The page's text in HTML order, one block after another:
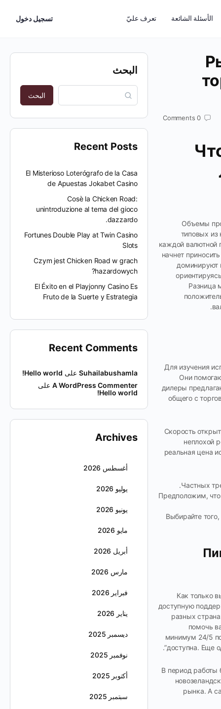
الأسئلة الشائعة تعرف عليّ تسجيل دخول
0
Comments
Объемы
типовых из
каждой валютной
начнет
доминируют
Разница
Для изучения
Они
дилеры
общего с
Скорость
неплохой
реальная цена
Частных
Предположим, что
Выбирайте
Как только
доступную
разных
помочь
минимум 24/5
доступна. Еще
В период работы
рынка. А
البحث
البحث
Recent Posts
El Misterioso Loterógrafo de la Casa
de Apuestas Jokabet Casino
Cosè la Chicken Road:
unintroduzione al tema del gioco
dazzardo.
Fortunes Double Play at Twin Casino
Slots
Czym jest Chicken Road w grach
hazardowych?
El Éxito en el Playjonny Casino Es
Fruto de la Suerte y Estrategia
Recent Comments
Suhailabushamla على Hello world!
A WordPress Commenter على
Hello world!
Archives
أغسطس 2026
يوليو 2026
يونيو 2026
مايو 2026
أبريل 2026
مارس 2026
فبراير 2026
يناير 2026
ديسمبر 2025
نوفمبر 2025
أكتوبر 2025
سبتمبر 2025